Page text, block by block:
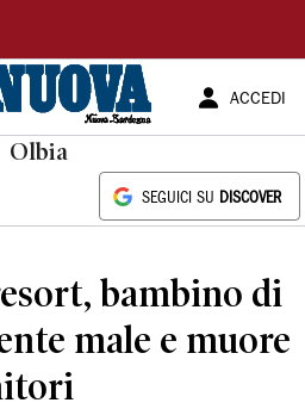
ACCEDI
Olbia
SEGUICI SU DISCOVER
bambino di
male e muore